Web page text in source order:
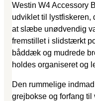
Westin W4 Accessory
udviklet til lystfiskeren,
at slæbe unødvendig
fremstillet i slidstærkt
båddæk og mudrede
holdes organiseret og
Den rummelige
grejbokse og forfang